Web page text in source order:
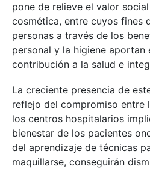
pone de relieve el valor
cosmética, entre cuyos fines
personas a través de los
personal y la higiene aportan
contribución a la salud e
La creciente presencia de
reflejo del compromiso entre
los centros hospitalarios
bienestar de los pacientes
del aprendizaje de técnicas
maquillarse, conseguirán